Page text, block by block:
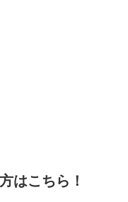
はこちら！